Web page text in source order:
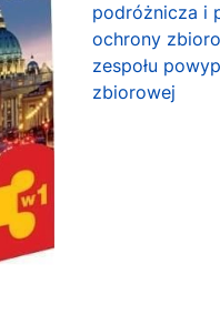
podróżnicza i
ochrony
zespołu
zbiorowej